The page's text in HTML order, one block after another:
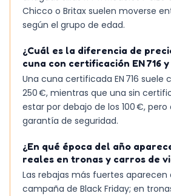
Chicco o Britax suelen moverse
según el grupo de edad.
¿Cuál es la diferencia de
cuna con certificación EN 716
Una cuna certificada EN 716 suele
250 €, mientras que una sin
estar por debajo de los 100 €,
garantía de seguridad.
¿En qué época del año
reales en tronas y carros de
Las rebajas más fuertes aparecen
campaña de Black Friday; en